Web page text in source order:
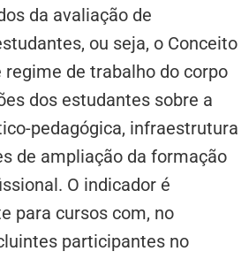
da avaliação de
ou seja, o Conceito
regime de trabalho do corpo
dos estudantes sobre a
pedagógica, infraestrutura
de ampliação da formação
O indicador é
para cursos com, no
participantes no